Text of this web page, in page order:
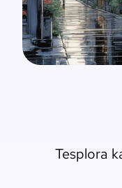
Tesplora